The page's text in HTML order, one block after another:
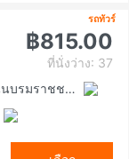
รถทัวร์
฿815.00
ที่นั่งว่าง: 37
สถานีขนส่งผู้โดยสารกรุงเทพ ถนนบรมราชชนนี (สายใต้ใหม่)